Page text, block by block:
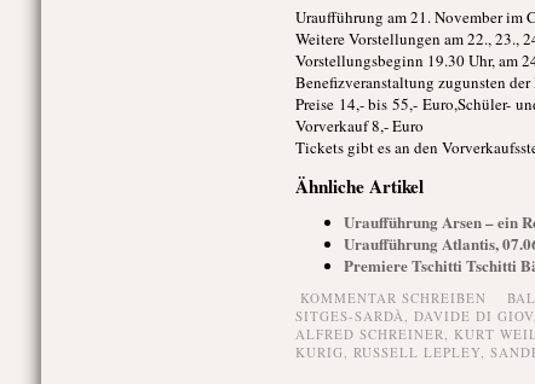
Uraufführung am 21. November im
Weitere Vorstellungen am 22., 23.,
Vorstellungsbeginn 19.30 Uhr, am
Benefizveranstaltung zugunsten
Preise 14,- bis 55,- Euro,Schüler-
Vorverkauf 8,- Euro
Tickets gibt es an den
Ähnliche Artikel
Uraufführung Arsen – ein
Uraufführung Atlantis,
Premiere Tschitti Tschitti
KOMMENTAR SCHREIBEN
SITGES-SARDÀ, DAVIDE DI
ALFRED SCHREINER, KURT
KURIG, RUSSELL LEPLEY,